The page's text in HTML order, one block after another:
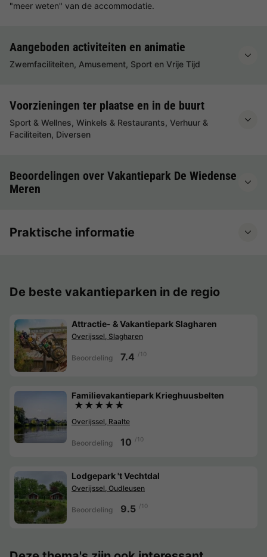
"meer weten" van de accommodatie.
Aangeboden activiteiten en animatie
Zwemfaciliteiten, Amusement, Sport en Vrije Tijd
Voorzieningen ter plaatse en in de buurt
Sport & Wellnes, Winkels & Restaurants, Verhuur &
Faciliteiten, Diversen
Beoordelingen over Vakantiepark De Wiedense
Meren
Praktische informatie
De beste vakantieparken in de regio
Attractie- & Vakantiepark Slagharen
Overijssel, Slagharen
Beoordeling 7.4 /10
Familievakantiepark Krieghuusbelten
★★★★★
Overijssel, Raalte
Beoordeling 10 /10
Lodgepark 't Vechtdal
Overijssel, Oudleusen
Beoordeling 9.5 /10